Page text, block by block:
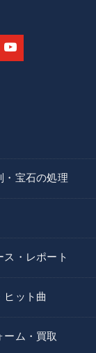
・宝石の処理
ス・レポート
ヒット曲
ーム・買取